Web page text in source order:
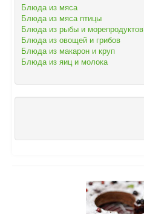
Блюда из мяса
Блюда из мяса птицы
Блюда из рыбы и морепродуктов
Блюда из овощей и грибов
Блюда из макарон и круп
Блюда из яиц и молока